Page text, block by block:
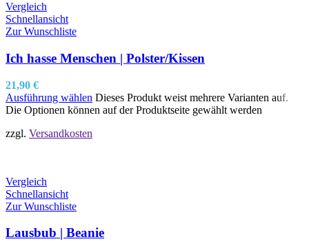
Vergleich
Schnellansicht
Zur Wunschliste
Ich hasse Menschen | Polster/Kissen
21,90 €
Ausführung wählen Dieses Produkt weist mehrere Varianten auf.
Die Optionen können auf der Produktseite gewählt werden
zzgl. Versandkosten
Vergleich
Schnellansicht
Zur Wunschliste
Lausbub | Beanie